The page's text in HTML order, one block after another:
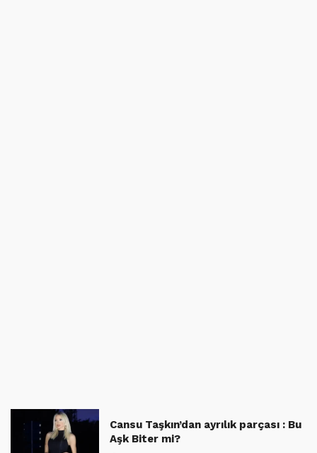
Cansu Taşkın’dan ayrılık parçası : Bu
Aşk Biter mi?